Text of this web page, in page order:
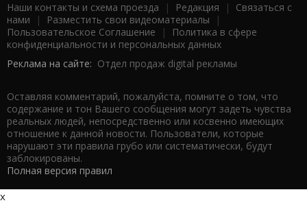
Наши контакты и схема проезда | Редакция | Связаться с
нами | Разместить свои видеоматериалы |
Пользовательское Соглашение |
Политика в сфере
конфиденциальности и персональных данных
Реклама на сайте: Отдел продаж digital рекламы
Оставляя комментарий, пожалуйста, помните о том, что
содержание и тон Вашего сообщения могут задеть чувства
реальных людей, непосредственно или косвенно имеющих
отношение к данной новости. Пользователи, которые
нарушают эти правила грубо или систематически, будут
заблокированы.
Полная версия правил
x